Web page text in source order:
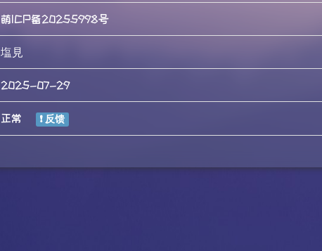
萌ICP备20255998号
塩見
2025-07-29
正常